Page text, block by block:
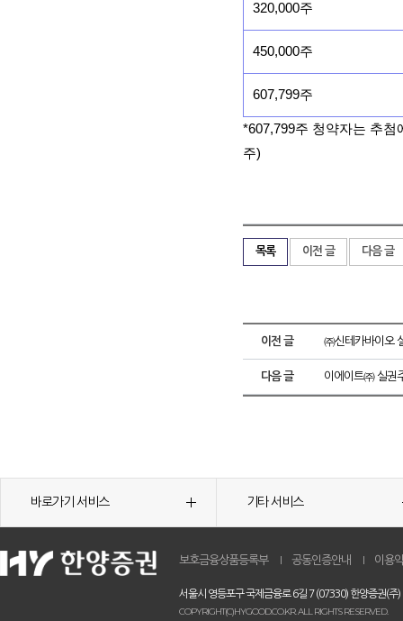
320,000주
450,000주
607,799주
*607,799주 청약자는 추
주)
목록 이전 글 다음 글
이전 글 ㈜신테카바이오
다음 글 이에이트㈜ 실권
바로가기 서비스 기타 서비스
보호금융상품등록부 공동인증안내 이용
서울시 영등포구 국제금융로 6길 7 (07330) 한양증권(주)
COPYRIGHT(C)HYGOOD.CO.KR. ALL RIGHTS RESERVED.